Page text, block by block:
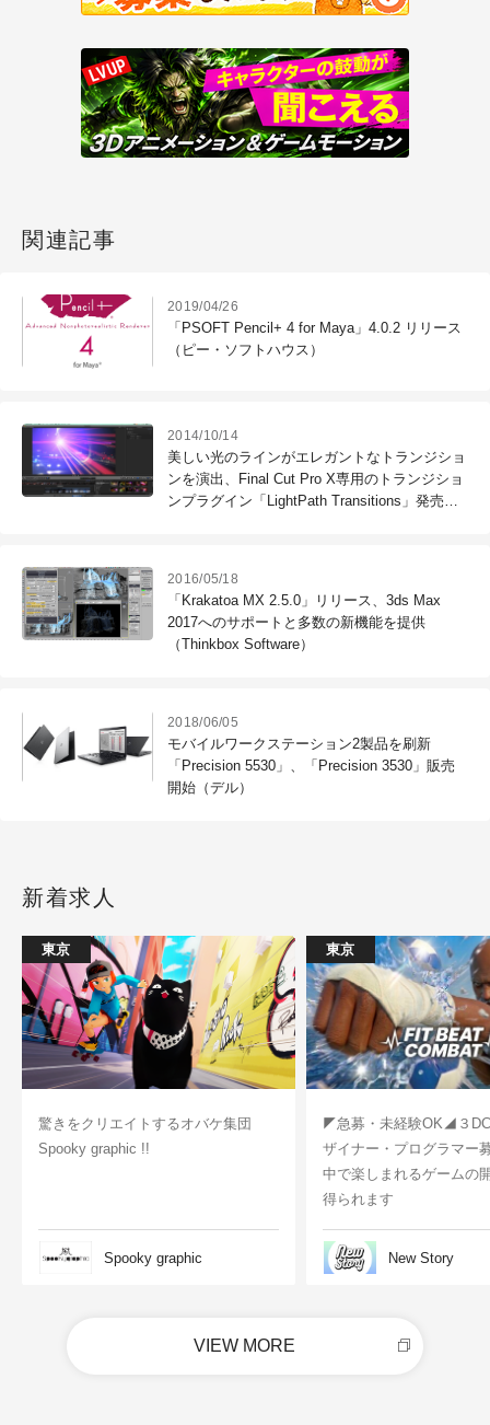
関連記事
2019/04/26
「PSOFT Pencil+ 4 for Maya」4.0.2 リリース
（ピー・ソフトハウス）
2014/10/14
美しい光のラインがエレガントなトランジショ
ンを演出、Final Cut Pro X専用のトランジショ
ンプラグイン「LightPath Transitions」発売
2016/05/18
「Krakatoa MX 2.5.0」リリース、3ds Max
2017へのサポートと多数の新機能を提供
（Thinkbox Software）
2018/06/05
モバイルワークステーション2製品を刷新
「Precision 5530」、「Precision 3530」販売
開始（デル）
新着求人
東京
驚きをクリエイトするオバケ集団
Spooky graphic !!
Spooky graphic
東京
◤急募・未経験OK◢３
ザイナー・プログラマー
中で楽しまれるゲームの
得られます
New Story
VIEW MORE